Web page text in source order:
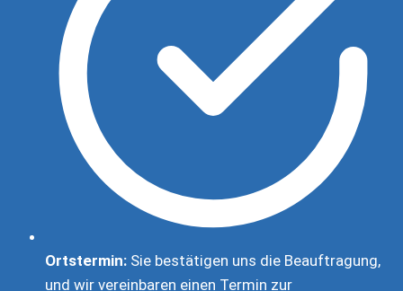
Ortstermin:Sie bestätigen uns die Beauftragung,
und wir vereinbaren einen Termin zur